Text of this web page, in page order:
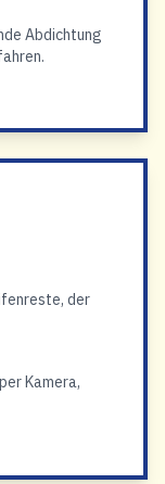
Abdichtung
der
Kamera,